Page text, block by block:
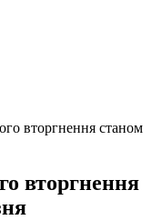
вторгнення станом
вторгнення